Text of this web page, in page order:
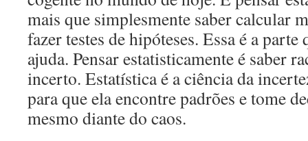
mais que simplesmente saber calcular
fazer testes de hipóteses. Essa é a parte
ajuda. Pensar estatisticamente é saber
incerto. Estatística é a ciência da
para que ela encontre padrões e tome
mesmo diante do caos.